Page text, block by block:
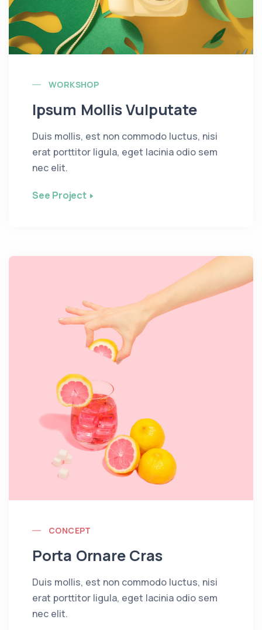
WORKSHOP
Ipsum Mollis Vulputate
Duis mollis, est non commodo luctus, nisi
erat porttitor ligula, eget lacinia odio sem
nec elit.
See Project
CONCEPT
Porta Ornare Cras
Duis mollis, est non commodo luctus, nisi
erat porttitor ligula, eget lacinia odio sem
nec elit.